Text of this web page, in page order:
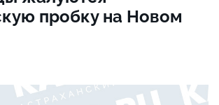
пробку на Новом